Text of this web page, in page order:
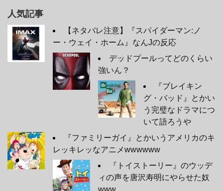
人気記事
【ネタバレ注意】『スパイダーマン:ノ
ー・ウェイ・ホーム』なんJの反応
デッドプールってどのくらい
強いん？
『ブレイキン
グ・バッド』とかい
う完璧なドラマにつ
いて語ろうや
『ファミリーガイ』とかいうアメリカのキ
レッキレッなアニメwwwwww
『トイストーリー』のウッデ
ィの声を唐沢寿明にやらせた奴